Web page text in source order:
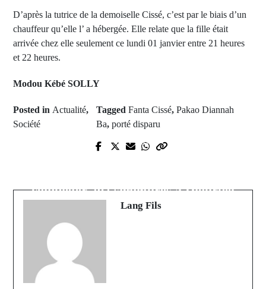
D’après la tutrice de la demoiselle Cissé, c’est par le biais d’un
chauffeur qu’elle l’ a hébergée. Elle relate que la fille était
arrivée chez elle seulement ce lundi 01 janvier entre 21 heures
et 22 heures.
Modou Kébé SOLLY
Posted in Actualité,
Société
TaggedFanta Cissé,Pakao Diannah
Ba,porté disparu
Prev Post
Fall
compléter 202 signatures à Diourbel
Lang Fils